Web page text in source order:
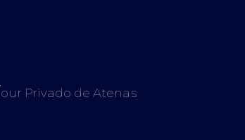
our Privado de Atenas